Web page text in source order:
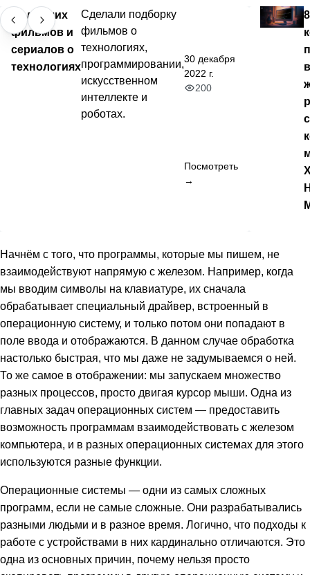
50 лучших
фильмов и
сериалов о
технологиях
Сделали подборку
фильмов о
технологиях,
программировании,
искусственном
интеллекте и
роботах.
30 декабря
2022 г.
200
Посмотреть
→
Начнём с того, что программы, которые мы пишем, не
взаимодействуют напрямую с железом. Например, когда
мы вводим символы на клавиатуре, их сначала
обрабатывает специальный драйвер, встроенный в
операционную систему, и только потом они попадают в
поле ввода и отображаются. В данном случае обработка
настолько быстрая, что мы даже не задумываемся о ней.
То же самое в отображении: мы запускаем множество
разных процессов, просто двигая курсор мыши. Одна из
главных задач операционных систем — предоставить
возможность программам взаимодействовать с железом
компьютера, и в разных операционных системах для этого
используются разные функции.
Операционные системы — одни из самых сложных
программ, если не самые сложные. Они разрабатывались
разными людьми и в разное время. Логично, что подходы к
работе с устройствами в них кардинально отличаются. Это
одна из основных причин, почему нельзя просто